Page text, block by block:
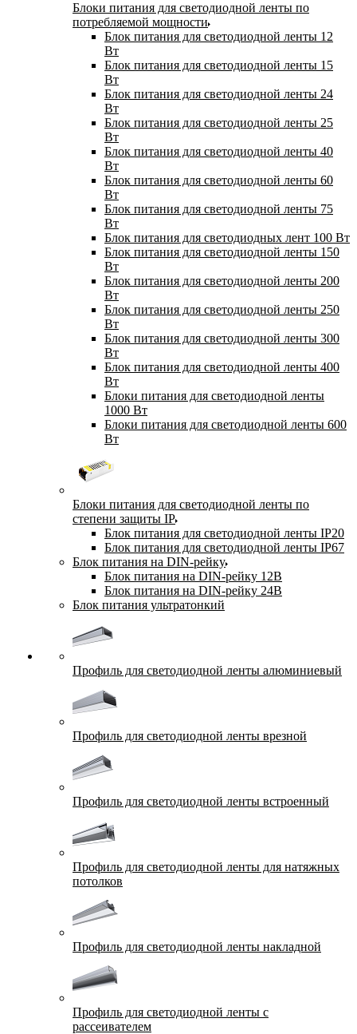
Блоки питания для светодиодной ленты по
потребляемой мощности
Блок питания для светодиодной ленты 12
Вт
Блок питания для светодиодной ленты 15
Вт
Блок питания для светодиодной ленты 24
Вт
Блок питания для светодиодной ленты 25
Вт
Блок питания для светодиодной ленты 40
Вт
Блок питания для светодиодной ленты 60
Вт
Блок питания для светодиодной ленты 75
Вт
Блок питания для светодиодных лент 100 Вт
Блок питания для светодиодной ленты 150
Вт
Блок питания для светодиодной ленты 200
Вт
Блок питания для светодиодной ленты 250
Вт
Блок питания для светодиодной ленты 300
Вт
Блок питания для светодиодной ленты 400
Вт
Блоки питания для светодиодной ленты
1000 Вт
Блоки питания для светодиодной ленты 600
Вт
Блоки питания для светодиодной ленты по
степени защиты IP
Блок питания для светодиодной ленты IP20
Блок питания для светодиодной ленты IP67
Блок питания на DIN-рейку
Блок питания на DIN-рейку 12В
Блок питания на DIN-рейку 24В
Блок питания ультратонкий
Профиль для светодиодной ленты алюминиевый
Профиль для светодиодной ленты врезной
Профиль для светодиодной ленты встроенный
Профиль для светодиодной ленты для натяжных
потолков
Профиль для светодиодной ленты накладной
Профиль для светодиодной ленты с
рассеивателем